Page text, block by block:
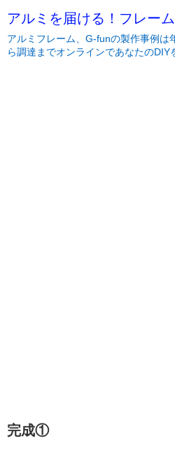
アルミを届ける！フレー
アルミフレーム、G-funの製作事例
ら調達までオンラインであなたのDIY
完成①